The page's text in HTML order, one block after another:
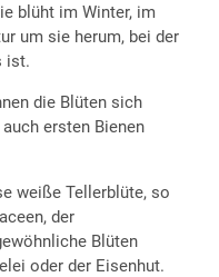
blüht im Winter, im
um sie herum, bei der
ist.
die Blüten sich
ersten Bienen
weiße Tellerblüte, so
der
Blüten
oder der Eisenhut.